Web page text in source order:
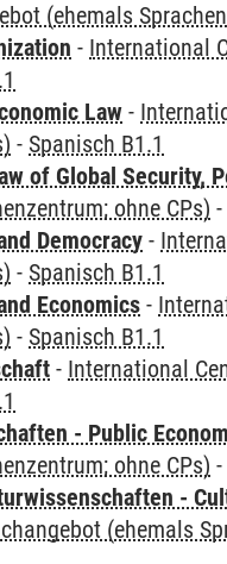
(ehemals
- International
Law -
- Spanisch B1.1
of Global Security,
ohne CPs) -
Democracy -
- Spanisch B1.1
Economics -
- Spanisch B1.1
- International
- Public
ohne CPs) -
-
(ehemals